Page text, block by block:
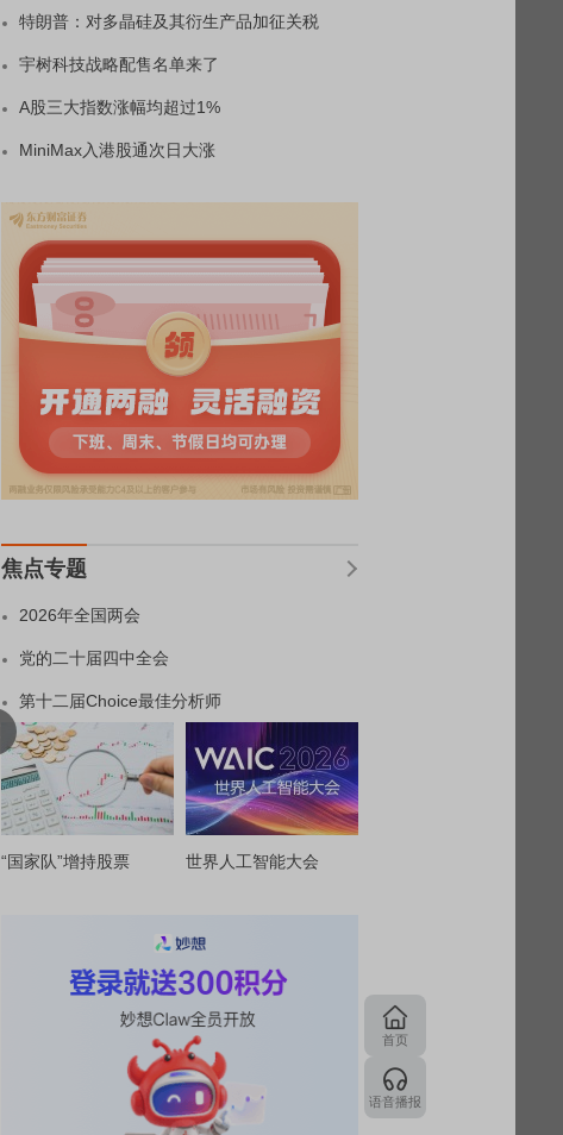
特朗普：对多晶硅及其衍生产品加征关税
宇树科技战略配售名单来了
A股三大指数涨幅均超过1%
MiniMax入港股通次日大涨
焦点专题
2026年全国两会
党的二十届四中全会
第十二届Choice最佳分析师
“国家队”增持股票 世界人工智能大会
首页
语音播报